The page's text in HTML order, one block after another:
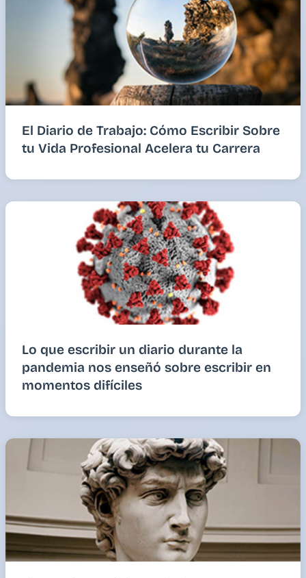
El Diario de Trabajo: Cómo Escribir Sobre
tu Vida Profesional Acelera tu Carrera
Lo que escribir un diario durante la
pandemia nos enseñó sobre escribir en
momentos difíciles